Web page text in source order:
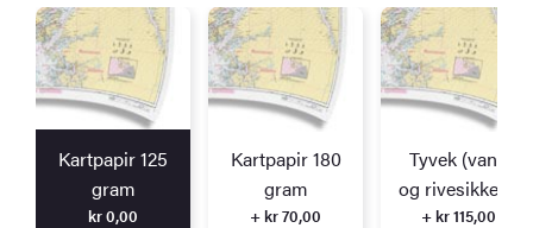
Kartpapir 125
gram
kr0,00
Kartpapir 180
gram
+ kr 70,00
Tyvek (vann
og rivesikkert)
+ kr 115,00